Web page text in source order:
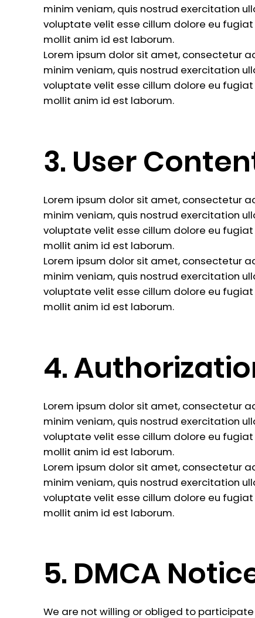
minim veniam, quis nostrud exercitation
voluptate velit esse cillum dolore eu
mollit anim id est laborum.
Lorem ipsum dolor sit amet, consectetur
minim veniam, quis nostrud exercitation
voluptate velit esse cillum dolore eu
mollit anim id est laborum.
3. User
Lorem ipsum dolor sit amet, consectetur
minim veniam, quis nostrud exercitation
voluptate velit esse cillum dolore eu
mollit anim id est laborum.
Lorem ipsum dolor sit amet, consectetur
minim veniam, quis nostrud exercitation
voluptate velit esse cillum dolore eu
mollit anim id est laborum.
4.
Lorem ipsum dolor sit amet, consectetur
minim veniam, quis nostrud exercitation
voluptate velit esse cillum dolore eu
mollit anim id est laborum.
Lorem ipsum dolor sit amet, consectetur
minim veniam, quis nostrud exercitation
voluptate velit esse cillum dolore eu
mollit anim id est laborum.
5. DMCA
We are not willing or obliged to